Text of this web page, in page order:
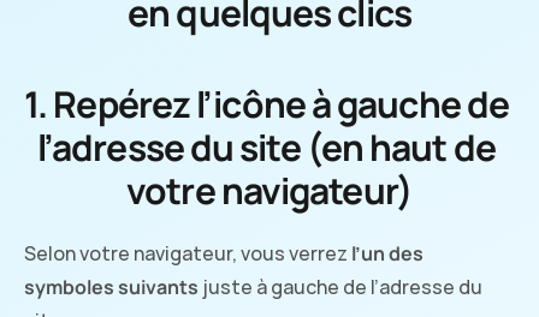
en quelques clics
1. Repérez l’icône à gauche de
l’adresse du site (en haut de
votre navigateur)
Selon votre navigateur, vous verrez l’un des
symboles suivants juste à gauche de l’adresse du